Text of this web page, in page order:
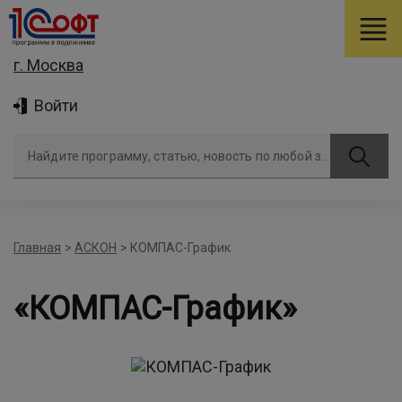
г. Москва
Войти
Главная > АСКОН > КОМПАС-График
«КОМПАС-График»